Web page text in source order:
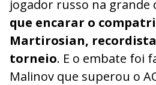
jogador russo na grande
que encarar o
Martirosian,
torneio. E o embate foi
Malinov que superou o